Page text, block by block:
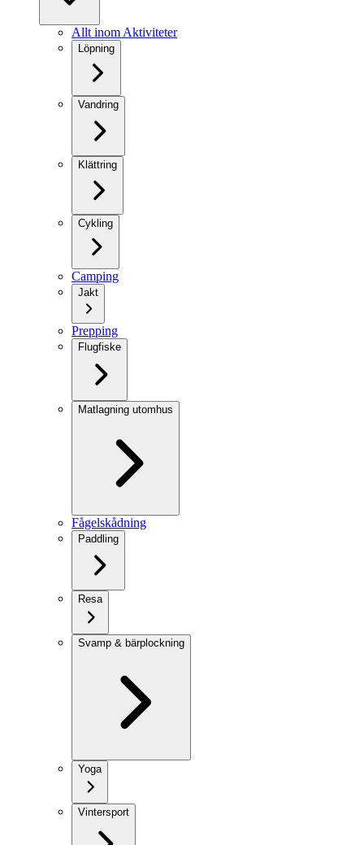
Allt inom Aktiviteter
Löpning
Vandring
Klättring
Cykling
Camping
Jakt
Prepping
Flugfiske
Matlagning utomhus
Fågelskådning
Paddling
Resa
Svamp & bärplockning
Yoga
Vintersport